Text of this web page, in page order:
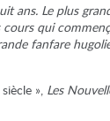
ans. Le plus
qui
fanfare
», Les